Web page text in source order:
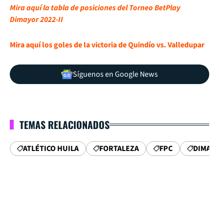
Mira aquí la tabla de posiciones del Torneo BetPlay
Dimayor 2022-II
Mira aquí los goles de la victoria de Quindío vs. Valledupar
Síguenos en Google News
TEMAS RELACIONADOS
ATLÉTICO HUILA FORTALEZA FPC